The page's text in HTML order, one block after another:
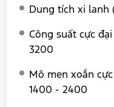
Dung tích xi lanh
Công suất cực đại
3200
Mô men xoắn
1400 - 2400